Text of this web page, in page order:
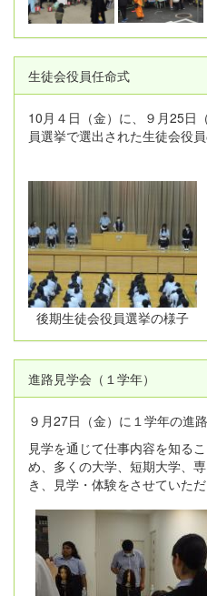
生徒会役員任命式
10月４日（金）に、９月25日
員選挙で選出された生徒会役
後期生徒会役員選挙の様子
進路見学会（１学年）
９月27日（金）に１学年の進
見学を通じて仕事内容を知る
め、多くの大学、短期大学、
き、見学・体験をさせていただ